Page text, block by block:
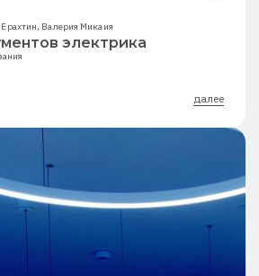
Ерахтин, Валерия Микаия
электрика
далее